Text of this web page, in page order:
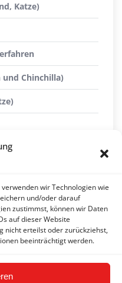
wir Technologien wie
und/oder darauf
zustimmst, können wir Daten
auf dieser Website
nicht erteilst oder zurückziehst,
beeinträchtigt werden.
Katze)
Chinchilla)
Nutztiere)
(Endoparasiten)